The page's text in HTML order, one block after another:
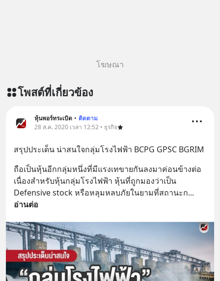
โฆษณา
โพสต์ที่เกี่ยวข้อง
หุ้นพอร์ทระเบิด • ติดตาม
28 ส.ค. 2020 เวลา 12:52 • ธุรกิจ
สรุปประเด็น น่าสนใจกลุ่มโรงไฟฟ้า BCPG GPSC BGRIM
ถือเป็นหุ้นอีกกลุ่มหนึ่งที่มีแรงเทขายกันลงมาค่อนข้างต่อ
เนื่องสำหรับหุ้นกลุ่มโรงไฟฟ้า หุ้นที่ถูกมองว่าเป็น
Defensive stock หรือหลุมหลบภัยในยามที่สถานะก
อ่านต่อ